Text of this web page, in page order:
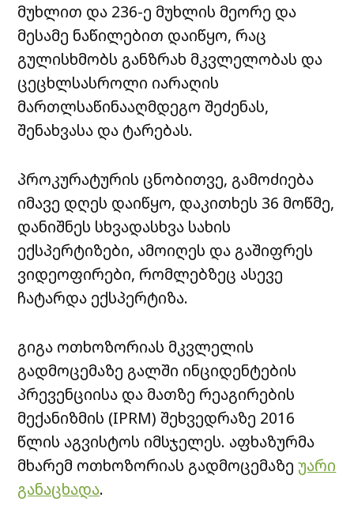
მუხლით და 236-ე მუხლის მეორე და
მესამე ნაწილებით დაიწყო, რაც
გულისხმობს განზრახ მკვლელობას და
ცეცხლსასროლი იარაღის
მართლსაწინააღმდეგო შეძენას,
შენახვასა და ტარებას.
პროკურატურის ცნობითვე, გამოძიება
იმავე დღეს დაიწყო, დაკითხეს 36 მოწმე,
დანიშნეს სხვადასხვა სახის
ექსპერტიზები, ამოიღეს და გაშიფრეს
ვიდეოფირები, რომლებზეც ასევე
ჩატარდა ექსპერტიზა.
გიგა ოთხოზორიას მკვლელის
გადმოცემაზე გალში ინციდენტების
პრევენციისა და მათზე რეაგირების
მექანიზმის (IPRM) შეხვედრაზე 2016
წლის აგვისტოს იმსჯელეს. აფხაზურმა
მხარემ ოთხოზორიას გადმოცემაზეუარი
განაცხადა.